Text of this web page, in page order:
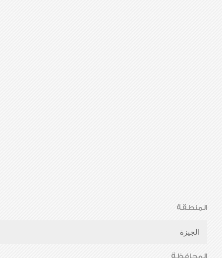
المنطقة
الجيزة
المحافظة